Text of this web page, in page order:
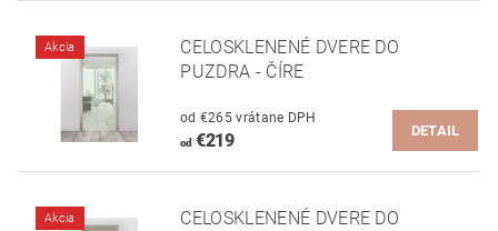
Akcia
CELOSKLENENÉ DVERE DO
PUZDRA - ČÍRE
od €265 vrátane DPH
od€219 DETAIL
Akcia
CELOSKLENENÉ DVERE DO